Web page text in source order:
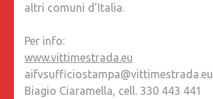
altri comuni d’Italia.
Per info:
www.vittimestrada.eu
aifvsufficiostampa@vittimestrada.eu
Biagio Ciaramella, cell. 330 443 441